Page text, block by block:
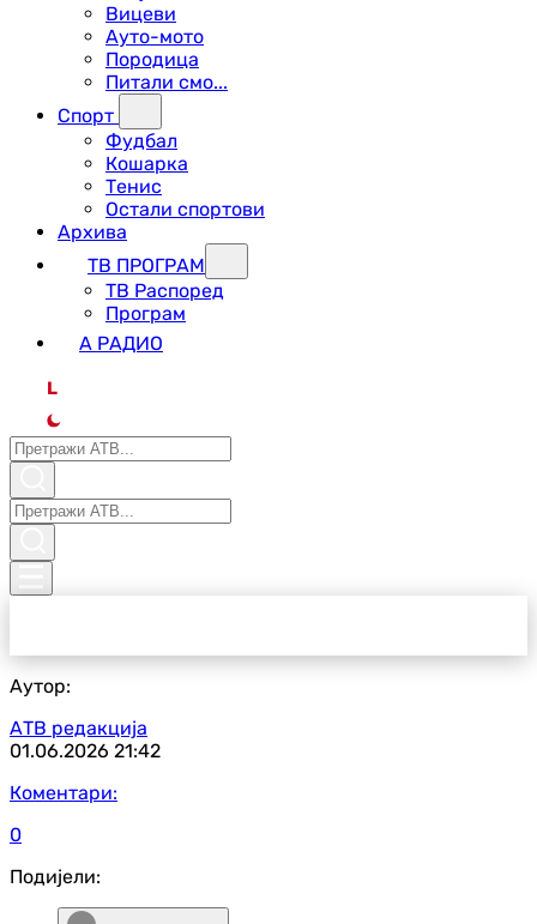
Вицеви
Ауто-мото
Породица
Питали смо...
Спорт
Фудбал
Кошарка
Тенис
Остали спортови
Архива
ТВ ПРОГРАМ
ТВ Распоред
Програм
А РАДИО
L
Аутор:
АТВ редакција
01.06.2026 21:42
Коментари:
0
Подијели: